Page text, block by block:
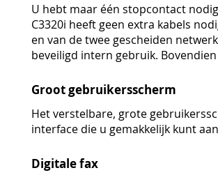
U hebt maar één stopcontact
C3320i heeft geen extra kabels
en van de twee gescheiden
beveiligd intern gebruik.
Groot gebruikersscherm
Het verstelbare, grote
interface die u gemakkelijk kunt
Digitale fax